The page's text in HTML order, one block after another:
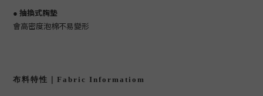
● 抽換式胸墊
會高密度泡棉不易變形
布料特性｜Fabric Informatiom